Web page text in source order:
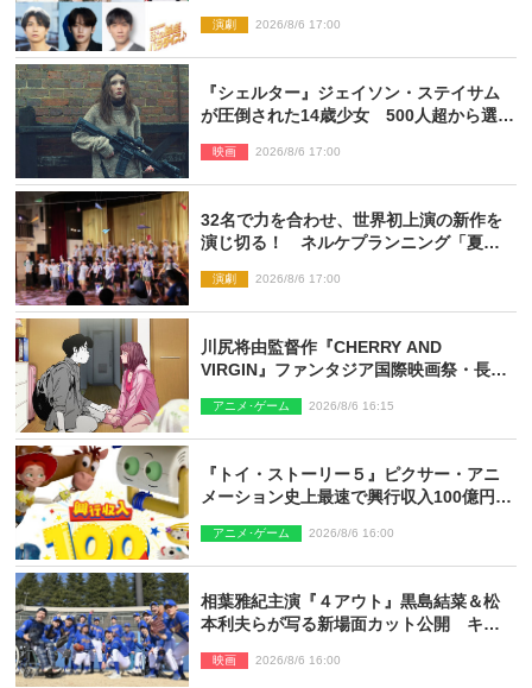
演劇 2026/8/6 17:00
『シェルター』ジェイソン・ステイサム
が圧倒された14歳少女 500人超から選出
とは
映画 2026/8/6 17:00
32名で力を合わせ、世界初上演の新作を
演じ切る！ ネルケプランニング「夏休
ト【最終日】
演劇 2026/8/6 17:00
川尻将由監督作『CHERRY AND
VIRGIN』ファンタジア国際映画祭・長編
アニメ･ゲーム 2026/8/6 16:15
『トイ・ストーリー５』ピクサー・アニ
メーション史上最速で興行収入100億円突
アニメ･ゲーム 2026/8/6 16:00
相葉雅紀主演『４アウト』黒島結菜＆松
本利夫らが写る新場面カット公開 キャ
映画 2026/8/6 16:00